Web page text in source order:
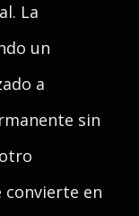
La
un
a
sin
convierte en